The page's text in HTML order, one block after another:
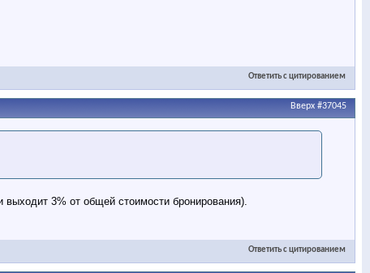
Ответить с цитированием
Вверх #37045
3% от общей стоимости бронирования).
Ответить с цитированием